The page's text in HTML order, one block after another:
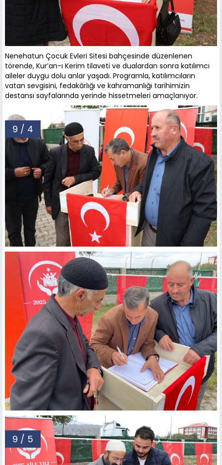
Nenehatun Çocuk Evleri Sitesi bahçesinde düzenlenen
törende, Kur’an-ı Kerim tilaveti ve dualardan sonra katılımcı
aileler duygu dolu anlar yaşadı. Programla, katılımcıların
vatan sevgisini, fedakârlığı ve kahramanlığı tarihimizin
destansı sayfalarında yerinde hissetmeleri amaçlanıyor.
9 / 4
9 / 5